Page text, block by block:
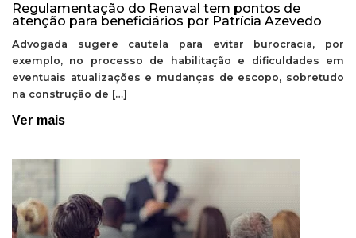
Regulamentação do Renaval tem pontos de
atenção para beneficiários por Patrícia Azevedo
Advogada sugere cautela para evitar burocracia, por
exemplo, no processo de habilitação e dificuldades em
eventuais atualizações e mudanças de escopo, sobretudo
na construção de […]
Ver mais